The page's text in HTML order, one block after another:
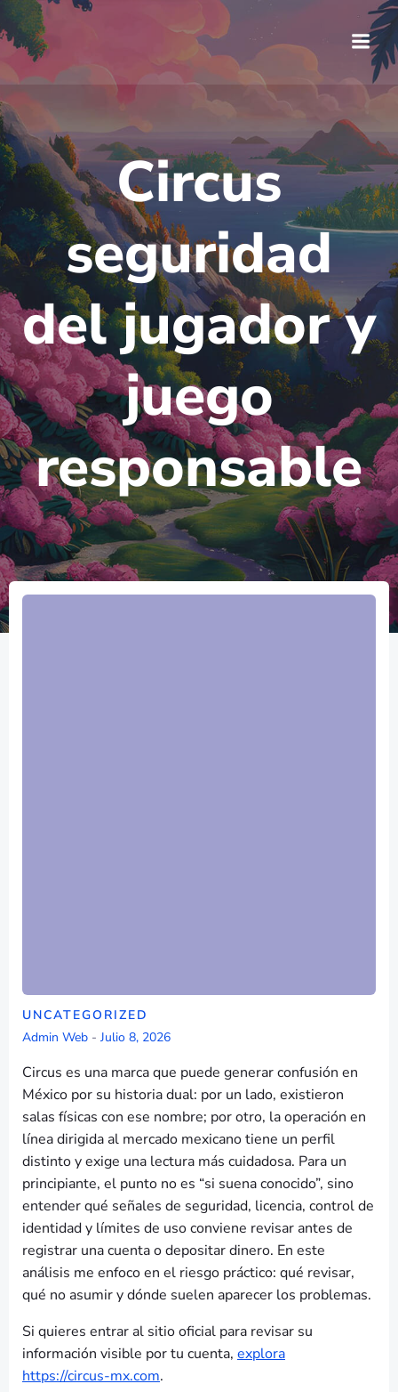
Saltar
al
contenido
Circus
seguridad
del jugador y
juego
responsable
UNCATEGORIZED
Admin Web - Julio 8, 2026
Circus es una marca que puede generar confusión en
México por su historia dual: por un lado, existieron
salas físicas con ese nombre; por otro, la operación en
línea dirigida al mercado mexicano tiene un perfil
distinto y exige una lectura más cuidadosa. Para un
principiante, el punto no es “si suena conocido”, sino
entender qué señales de seguridad, licencia, control de
identidad y límites de uso conviene revisar antes de
registrar una cuenta o depositar dinero. En este
análisis me enfoco en el riesgo práctico: qué revisar,
qué no asumir y dónde suelen aparecer los problemas.
Si quieres entrar al sitio oficial para revisar su
información visible por tu cuenta, explora
https://circus-mx.com.